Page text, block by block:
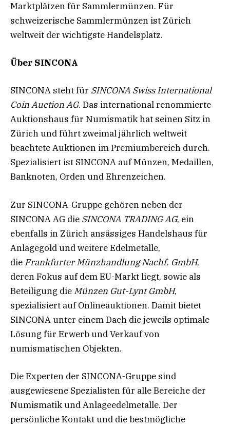
Marktplätzen für Sammlermünzen. Für
schweizerische Sammlermünzen ist Zürich
weltweit der wichtigste Handelsplatz.
Über SINCONA
SINCONA steht für SINCONA Swiss International
Coin Auction AG. Das international renommierte
Auktionshaus für Numismatik hat seinen Sitz in
Zürich und führt zweimal jährlich weltweit
beachtete Auktionen im Premiumbereich durch.
Spezialisiert ist SINCONA auf Münzen, Medaillen,
Banknoten, Orden und Ehrenzeichen.
Zur SINCONA-Gruppe gehören neben der
SINCONA AG die SINCONA TRADING AG, ein
ebenfalls in Zürich ansässiges Handelshaus für
Anlagegold und weitere Edelmetalle,
die Frankfurter Münzhandlung Nachf. GmbH,
deren Fokus auf dem EU-Markt liegt, sowie als
Beteiligung die Münzen Gut-Lynt GmbH,
spezialisiert auf Onlineauktionen. Damit bietet
SINCONA unter einem Dach die jeweils optimale
Lösung für Erwerb und Verkauf von
numismatischen Objekten.
Die Experten der SINCONA-Gruppe sind
ausgewiesene Spezialisten für alle Bereiche der
Numismatik und Anlageedelmetalle. Der
persönliche Kontakt und die bestmögliche